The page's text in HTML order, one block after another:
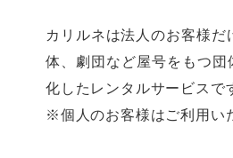
カリルネは法人のお客様
体、劇団など屋号をもつ
化したレンタルサービスで
※個人のお客様はご利用い